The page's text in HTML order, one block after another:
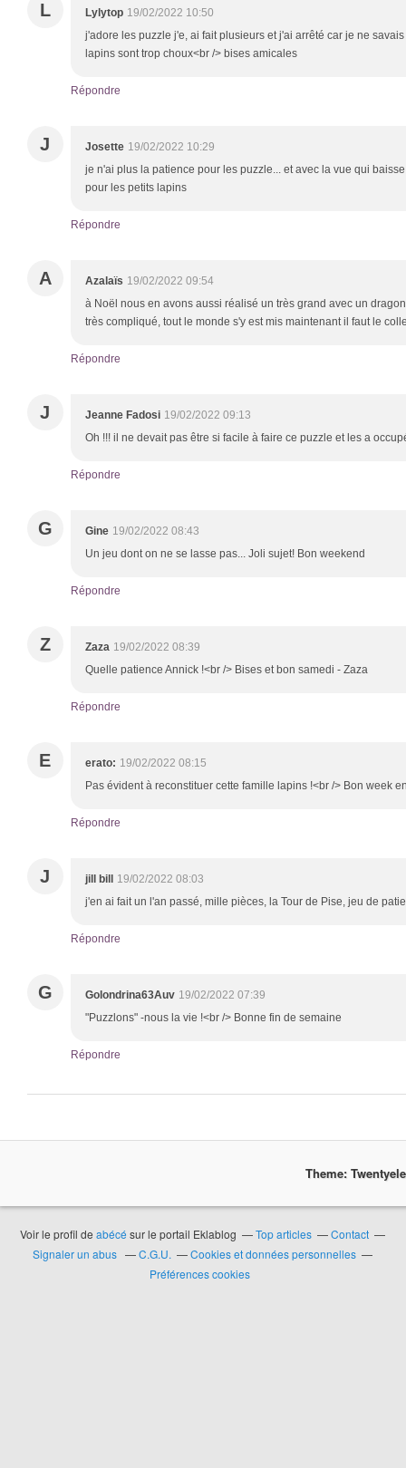
L Lylytop 19/02/2022 10:50
j'adore les puzzle j'e, ai fait plusieurs et j'ai arrêté car je ne
lapins sont trop choux<br /> bises amicales
Répondre
J Josette 19/02/2022 10:29
je n'ai plus la patience pour les puzzle... et avec la vue qui
pour les petits lapins
Répondre
A Azalaïs 19/02/2022 09:54
à Noël nous en avons aussi réalisé un très grand avec un
très compliqué, tout le monde s'y est mis maintenant il faut le
Répondre
J Jeanne Fadosi 19/02/2022 09:13
Oh !!! il ne devait pas être si facile à faire ce puzzle et les a
Répondre
G Gine 19/02/2022 08:43
Un jeu dont on ne se lasse pas... Joli sujet! Bon weekend
Répondre
Z Zaza 19/02/2022 08:39
Quelle patience Annick !<br /> Bises et bon samedi - Zaza
Répondre
E erato: 19/02/2022 08:15
Pas évident à reconstituer cette famille lapins !<br /> Bon week
Répondre
J jill bill
19/02/2022 08:03
j'en ai fait un l'an passé, mille pièces, la Tour de Pise, jeu de
Répondre
G Golondrina63Auv 19/02/2022 07:39
"Puzzlons" -nous la vie !<br /> Bonne fin de semaine
Répondre
Theme:
Voir le profil deabécé sur le portail Eklablog Top articles
Contact
Signaler un abus
C.G.U.
Cookies et données personnelles
Préférences cookies